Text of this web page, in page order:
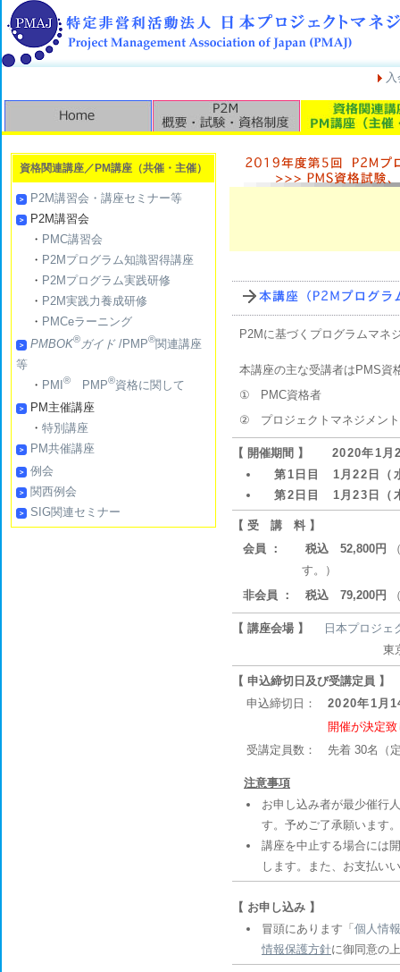
資格関連講座／PM講座（共催・主催）
P2M講習会・講座セミナー等
P2M講習会
・ PMC講習会
・ P2Mプログラム知識習得講座
・ P2Mプログラム実践研修
・ P2M実践力養成研修
・ PMCeラーニング
PMBOK®ガイド/PMP®関連講座
等
・ PMI ® PMP®資格に関して
PM主催講座
・ 特別講座
PM共催講座
例会
関西例会
SIG関連セミナー
P2Mに基づくプログラムマネ
本講座の主な受講者はPMS資
①
PMC資格者
②
プロジェクトマネジメン
【 開催期間 】 2020年1月
第1日目 1月22日（
第2日目 1月23日（
【 受 講 料 】
会員 ：
税込 52,800円
す。）
非会員 ：
税込 79,200円
【 講座会場 】
日本プロジ
東京都港区東麻布一
【 申込締切日及び受講定員 】
申込締切日：
2020年1月
開催が決定
受講定員数：
先着 30名（
注意事項
お申し込み者が最少催行
す。予めご了承願います。
講座を中止する場合には
します。また、お支払い
【 お申し込み 】
冒頭にあります「 個人情
情報保護方針に御同意の